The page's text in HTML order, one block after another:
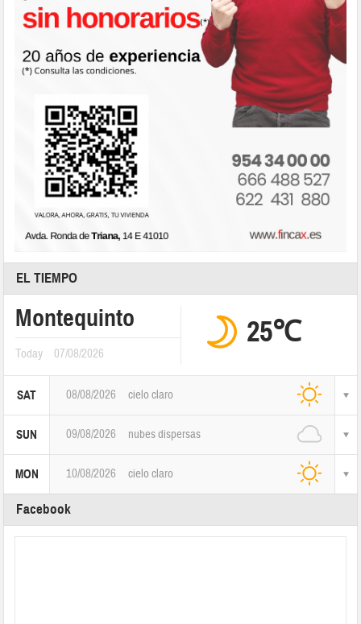
EL TIEMPO
Montequinto
Today 07/08/2026
25℃
SAT 08/08/2026 cielo claro
SUN 09/08/2026 nubes dispersas
MON 10/08/2026 cielo claro
Facebook